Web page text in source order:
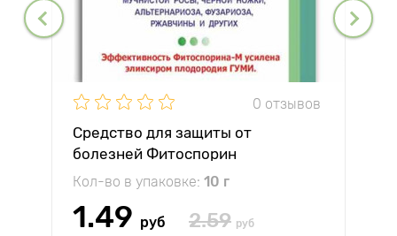
0 отзывов
Средство для защиты от
болезней Фитоспорин
Кол-во в упаковке: 10 г
1.49 руб 2.59 руб